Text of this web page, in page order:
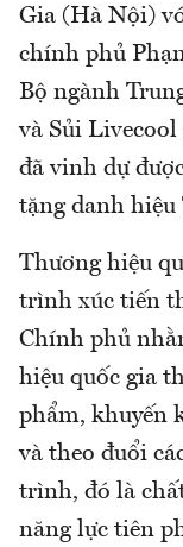
Gia (Hà Nội)
chính phủ
Bộ ngành
và Sủi
đã vinh dự
tặng danh hiệu
Thương hiệu
trình xúc tiến
Chính phủ
hiệu quốc gia
phẩm, khuyến
và theo đuổi
trình, đó là
năng lực tiên